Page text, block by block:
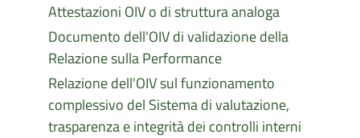
Attestazioni OIV o di struttura analoga
Documento dell'OIV di validazione della
Relazione sulla Performance
Relazione dell'OIV sul funzionamento
complessivo del Sistema di valutazione,
trasparenza e integrità dei controlli interni